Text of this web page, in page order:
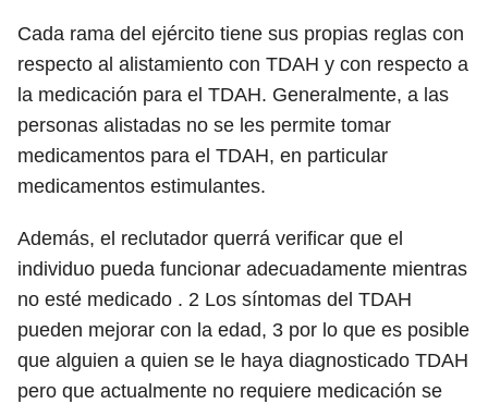
Cada rama del ejército tiene sus propias reglas con
respecto al alistamiento con TDAH y con respecto a
la medicación para el TDAH. Generalmente, a las
personas alistadas no se les permite tomar
medicamentos para el TDAH, en particular
medicamentos estimulantes.
Además, el reclutador querrá verificar que el
individuo pueda funcionar adecuadamente mientras
no esté medicado . 2 Los síntomas del TDAH
pueden mejorar con la edad, 3 por lo que es posible
que alguien a quien se le haya diagnosticado TDAH
pero que actualmente no requiere medicación se